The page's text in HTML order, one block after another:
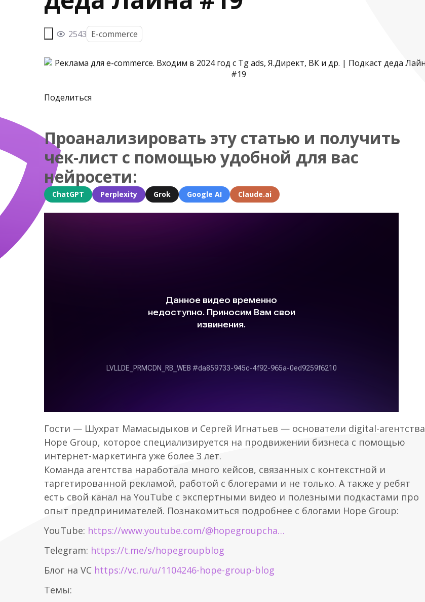
2543 E-commerce
Поделиться
Проанализировать эту статью и получить
чек-лист с помощью удобной для вас
нейросети:
ChatGPT Perplexity Grok Google AI Claude.ai
Гости — Шухрат Мамасыдыков и Сергей Игнатьев — основатели digital-агентства
Hope Group, которое специализируется на продвижении бизнеса с помощью
интернет-маркетинга уже более 3 лет.
Команда агентства наработала много кейсов, связанных с контекстной и
таргетированной рекламой, работой с блогерами и не только. А также у ребят
есть свой канал на YouTube с экспертными видео и полезными подкастами про
опыт предпринимателей. Познакомиться подробнее с блогами Hope Group:
YouTube: https://www.youtube.com/@hopegroupcha…
Telegram: https://t.me/s/hopegroupblog
Блог на VC https://vc.ru/u/1104246-hope-group-blog
Темы: